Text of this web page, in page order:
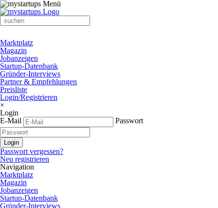
Marktplatz
Magazin
Jobanzeigen
Startup-Datenbank
Gründer-Interviews
Partner & Empfehlungen
Preisliste
Login/Registrieren
×
Login
E-Mail
Passwort
Passwort vergessen?
Neu registrieren
Navigation
Marktplatz
Magazin
Jobanzeigen
Startup-Datenbank
Gründer-Interviews